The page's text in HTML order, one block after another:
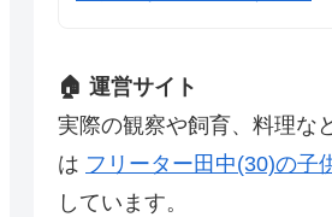
🏠 運営サイト
実際の観察や飼育、料理な
は フリーター田中(30)の子
しています。